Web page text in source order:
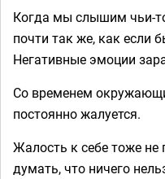
Когда мы слышим чьи-
почти так же, как если
Негативные эмоции
Со временем
постоянно жалуется.
Жалость к себе тоже
думать, что ничего